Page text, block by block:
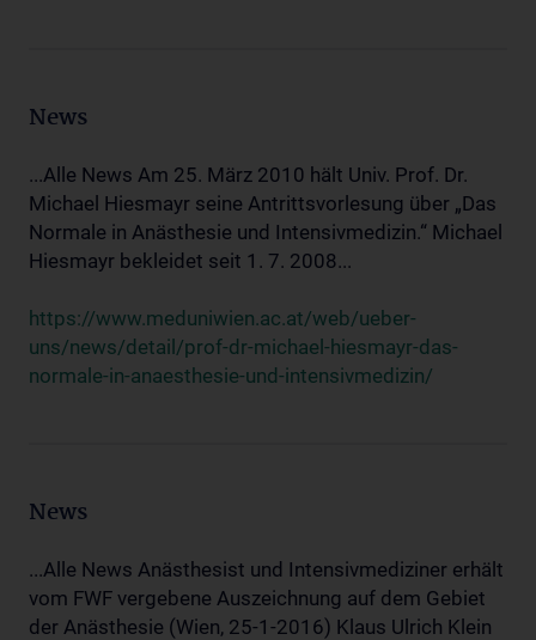
News
...Alle News Am 25. März 2010 hält Univ. Prof. Dr.
Michael Hiesmayr seine Antrittsvorlesung über „Das
Normale in Anästhesie und Intensivmedizin.“ Michael
Hiesmayr bekleidet seit 1. 7. 2008...
https://www.meduniwien.ac.at/web/ueber-
uns/news/detail/prof-dr-michael-hiesmayr-das-
normale-in-anaesthesie-und-intensivmedizin/
News
...Alle News Anästhesist und Intensivmediziner erhält
vom FWF vergebene Auszeichnung auf dem Gebiet
der Anästhesie (Wien, 25-1-2016) Klaus Ulrich Klein